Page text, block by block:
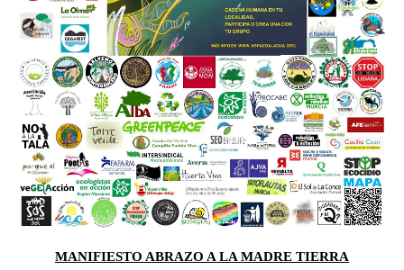
MANIFIESTO ABRAZO A LA MADRE TIERRA